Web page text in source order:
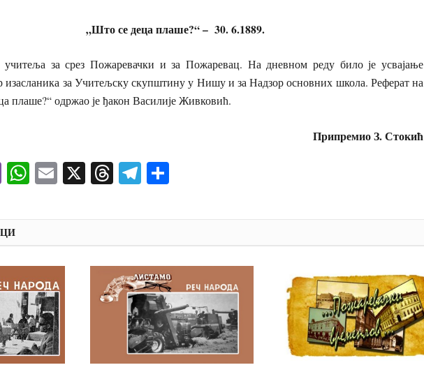
„Што се деца плаше?“ – 30. 6.1889.
за срез Пожаревачки и за Пожаревац. На дневном реду било је усвајање
изасланика за Учитељску скупштину у Нишу и за Надзор основних школа. Реферат на
плаше?“ одржао је ђакон Василије Живковић.
Припремио З. Стокић
ViberWhatsApp
Email
X ThreadsTelegram